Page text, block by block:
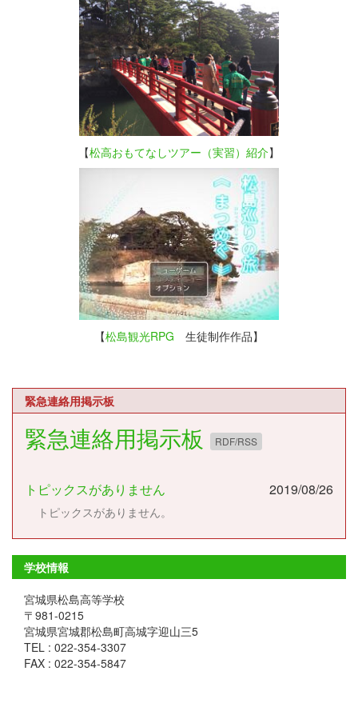
【松高おもてなしツアー（実習）紹介】
【松島観光RPG 生徒制作作品】
緊急連絡用掲示板
緊急連絡用掲示板 RDF/RSS
トピックスがありません 2019/08/26
トピックスがありません。
学校情報
宮城県松島高等学校
〒981-0215
宮城県宮城郡松島町高城字迎山三5
TEL : 022-354-3307
FAX : 022-354-5847